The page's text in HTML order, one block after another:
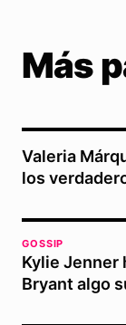
Más
Valeria
los
GOSSIP
Kylie Jenner
Bryant algo